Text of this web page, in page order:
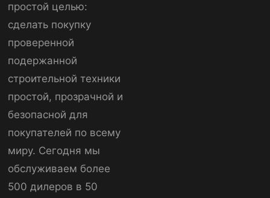
простой целью:
сделать покупку
проверенной
подержанной
строительной техники
простой, прозрачной и
безопасной для
покупателей по всему
миру. Сегодня мы
обслуживаем более
500 дилеров в 50